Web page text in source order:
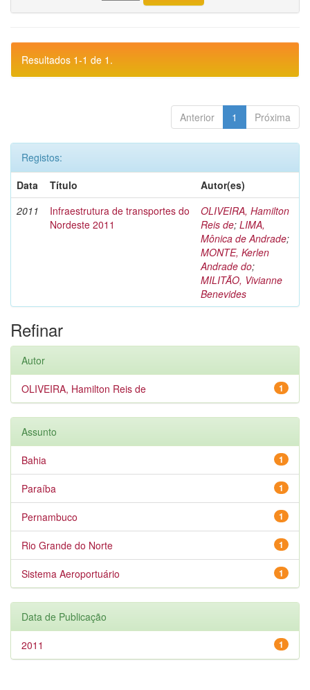
Resultados 1-1 de 1.
Anterior 1 Próxima
Registos:
Data
Título
Autor(es)
2011
Infraestrutura de transportes do
Nordeste 2011
OLIVEIRA, Hamilton
Reis de; LIMA,
Mônica de Andrade;
MONTE, Kerlen
Andrade do;
MILITÃO, Vivianne
Benevides
Refinar
Autor
1
OLIVEIRA, Hamilton Reis de
Assunto
1
Bahia
1
Paraíba
1
Pernambuco
1
Rio Grande do Norte
1
Sistema Aeroportuário
Data de Publicação
1
2011